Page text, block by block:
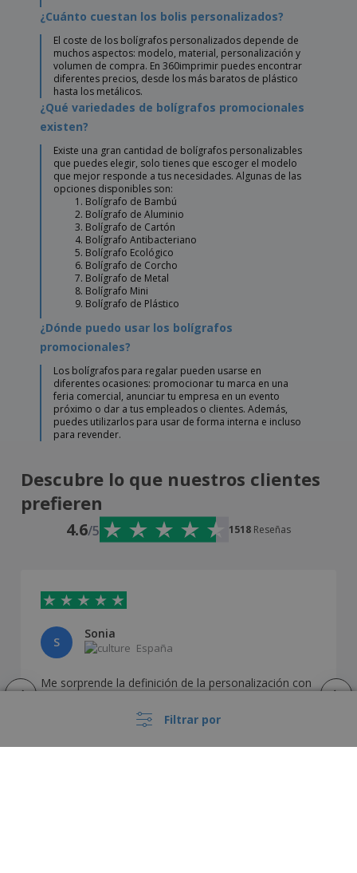
Filtrar por
¿Cuánto cuestan los bolis personalizados?
El coste de los bolígrafos personalizados depende de
muchos aspectos: modelo, material, personalización y
volumen de compra. En 360imprimir puedes encontrar
diferentes precios, desde los más baratos de plástico
hasta los metálicos.
¿Qué variedades de bolígrafos promocionales
existen?
Existe una gran cantidad de bolígrafos personalizables
que puedes elegir, solo tienes que escoger el modelo
que mejor responde a tus necesidades. Algunas de las
opciones disponibles son:
Bolígrafo de Bambú
Bolígrafo de Aluminio
Bolígrafo de Cartón
Bolígrafo Antibacteriano
Bolígrafo Ecológico
Bolígrafo de Corcho
Bolígrafo de Metal
Bolígrafo Mini
Bolígrafo de Plástico
¿Dónde puedo usar los bolígrafos
promocionales?
Los bolígrafos para regalar pueden usarse en
diferentes ocasiones: promocionar tu marca en una
feria comercial, anunciar tu empresa en un evento
próximo o dar a tus empleados o clientes. Además,
puedes utilizarlos para usar de forma interna e incluso
para revender.
Descubre lo que nuestros clientes
prefieren
4.6/5 1518 Reseñas
S
Sonia
España
Me sorprende la definición de la personalización con
que los pido y seguiré pidiendo sin dudas. Ya hemos